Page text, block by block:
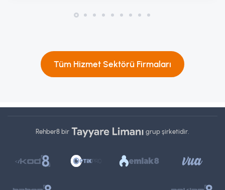
Tüm Hizmet Sektörü Firmaları
Rehber8 bir grup şirketidir.